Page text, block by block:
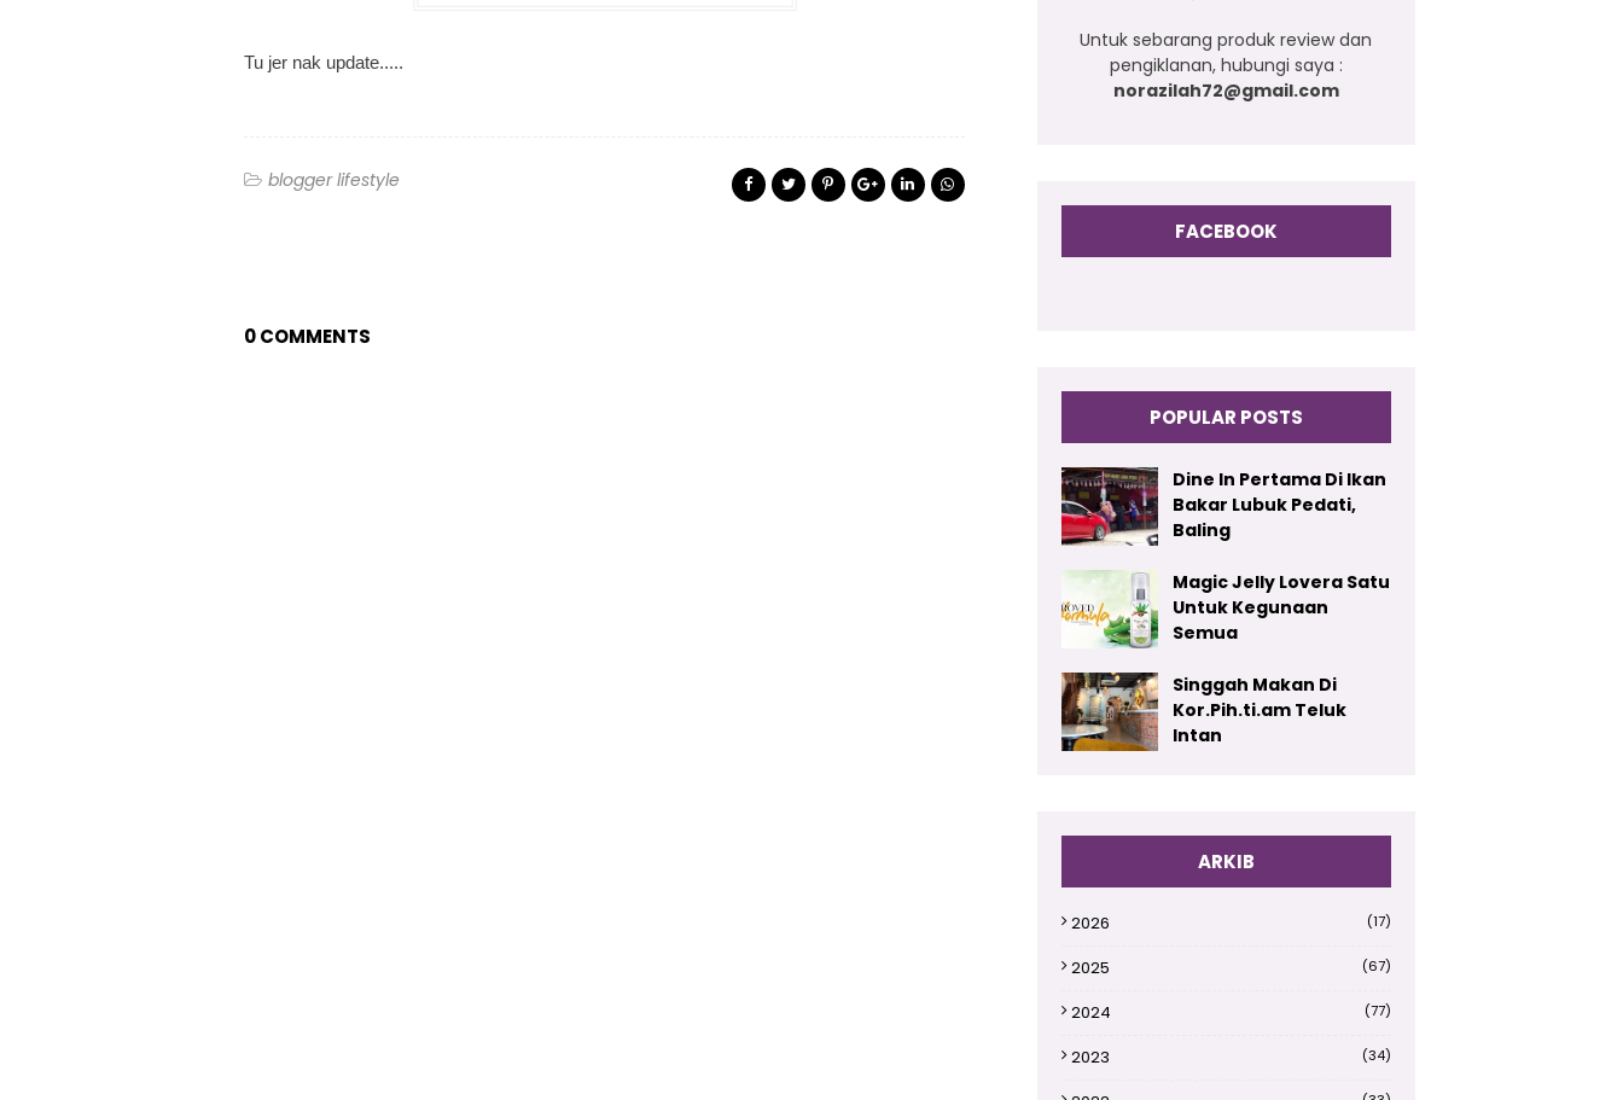
Tu jer nak update.....
blogger lifestyle
0 COMMENTS
Untuk sebarang produk review dan
pengiklanan, hubungi saya :
norazilah72@gmail.com
FACEBOOK
POPULAR POSTS
Dine In Pertama Di Ikan
Bakar Lubuk Pedati,
Baling
Magic Jelly Lovera Satu
Untuk Kegunaan
Semua
Singgah Makan Di
Kor.Pih.ti.am Teluk
Intan
ARKIB
2026 (17)
2025 (67)
2024 (77)
2023 (34)